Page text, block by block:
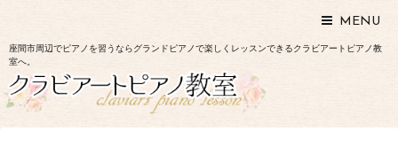
MENU
座間市周辺でピアノを習うならグランドピアノで楽しくレッスンできるクラビアートピアノ教
室へ。